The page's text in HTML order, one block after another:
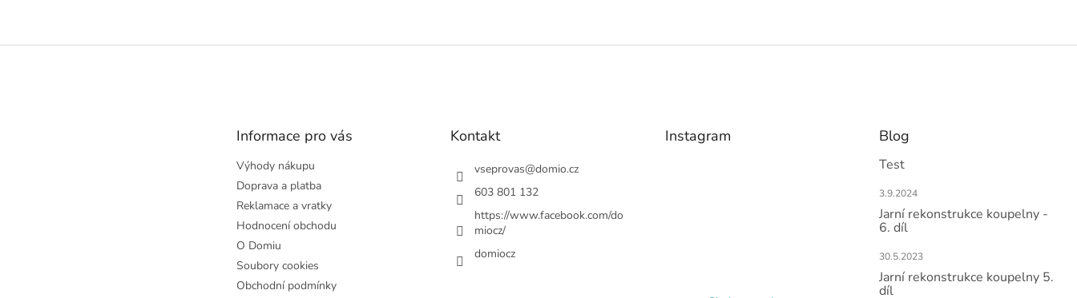
Z
Informace pro vás
Výhody nákupu
Doprava a platba
Reklamace a vratky
Hodnocení obchodu
O Domiu
Soubory cookies
Obchodní podmínky
Kontakt
vseprovas@domio.cz
603 801 132
https://www.facebook.com/do
miocz/
domiocz
Instagram Blog
Test
3.9.2024
Jarní rekonstrukce koupelny -
6. díl
30.5.2023
Jarní rekonstrukce koupelny 5.
díl